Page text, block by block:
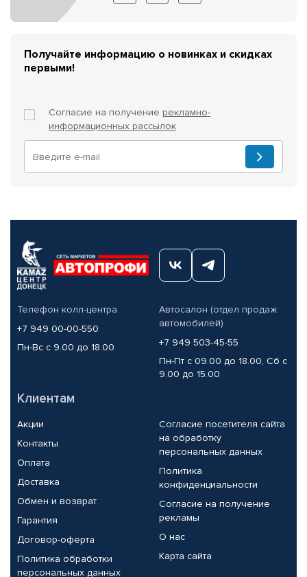
Получайте информацию о новинках и скидках
первыми!
Согласие на получение рекламно-
информационных рассылок
Телефон колл-центра
+7 949 00-00-550
Пн-Вс с 9.00 до 18.00
Автосалон (отдел продаж
автомобилей)
+7 949 503-45-55
Пн-Пт с 09.00 до 18.00, Сб с
9.00 до 15.00
Клиентам
Акции
Контакты
Оплата
Доставка
Обмен и возврат
Гарантия
Договор-оферта
Политика обработки
персональных данных
Согласие посетителя сайта
на обработку
персональных данных
Политика
конфиденциальности
Согласие на получение
рекламы
О нас
Карта сайта